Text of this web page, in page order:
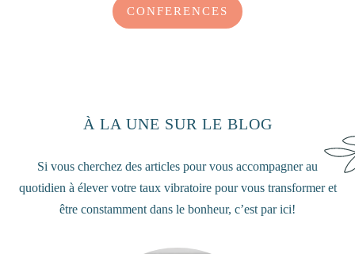
CONFERENCES
À LA UNE SUR LE BLOG
Si vous cherchez des articles pour vous accompagner au
quotidien à élever votre taux vibratoire pour vous transformer et
être constamment dans le bonheur, c’est par ici!